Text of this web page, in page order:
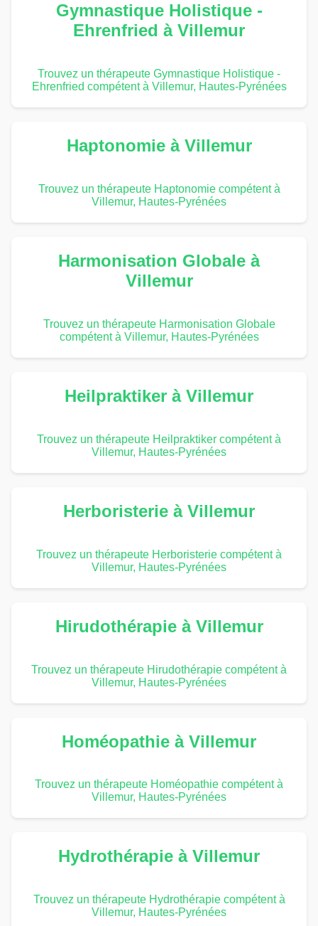
Gymnastique Holistique -
Ehrenfried à Villemur
Trouvez un thérapeute Gymnastique Holistique -
Ehrenfried compétent à Villemur, Hautes-Pyrénées
Haptonomie à Villemur
Trouvez un thérapeute Haptonomie compétent à
Villemur, Hautes-Pyrénées
Harmonisation Globale à
Villemur
Trouvez un thérapeute Harmonisation Globale
compétent à Villemur, Hautes-Pyrénées
Heilpraktiker à Villemur
Trouvez un thérapeute Heilpraktiker compétent à
Villemur, Hautes-Pyrénées
Herboristerie à Villemur
Trouvez un thérapeute Herboristerie compétent à
Villemur, Hautes-Pyrénées
Hirudothérapie à Villemur
Trouvez un thérapeute Hirudothérapie compétent à
Villemur, Hautes-Pyrénées
Homéopathie à Villemur
Trouvez un thérapeute Homéopathie compétent à
Villemur, Hautes-Pyrénées
Hydrothérapie à Villemur
Trouvez un thérapeute Hydrothérapie compétent à
Villemur, Hautes-Pyrénées